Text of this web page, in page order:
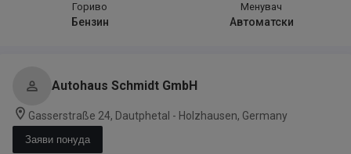
Гориво
Бензин
Менувач
Автоматски
Autohaus Schmidt GmbH
Gasserstraße 24, Dautphetal - Holzhausen, Germany
Заяви понуда